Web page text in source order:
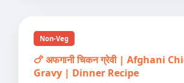
Non-Veg
🍗 अफगानी चिकन ग्रेवी | Afghani
Gravy | Dinner Recipe